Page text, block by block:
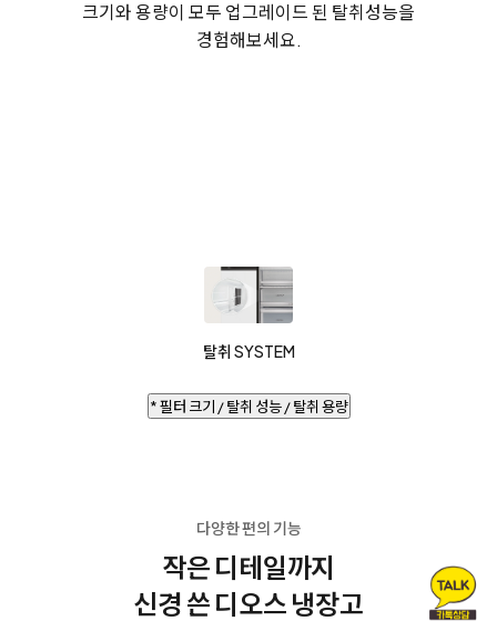
크기와 용량이 모두 업그레이드 된 탈취성능을
경험해보세요.
탈취 SYSTEM
* 필터 크기 / 탈취 성능 / 탈취 용량
다양한 편의 기능
작은 디테일까지
신경 쓴 디오스 냉장고